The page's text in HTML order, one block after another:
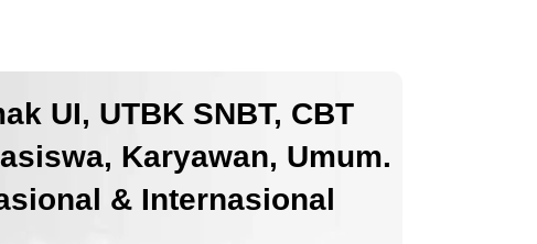
UI, UTBK SNBT, CBT
Karyawan, Umum.
& Internasional